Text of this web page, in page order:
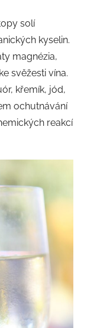
solí
kyselin.
magnézia,
svěžesti vína.
křemík, jód,
ochutnávání
reakcí